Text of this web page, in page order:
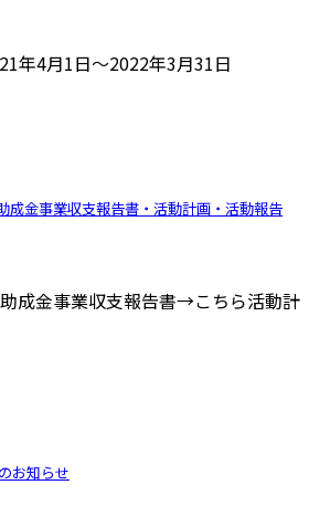
4月1日～2022年3月31日
成金事業収支報告書・活動計画・活動報告
成金事業収支報告書→こちら活動計
お知らせ